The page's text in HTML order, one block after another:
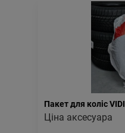
Пакет для коліс VIDI
Ціна аксесуара